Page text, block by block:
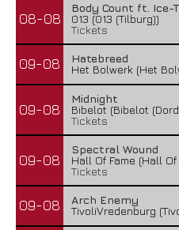
08-08
Body Count ft. Ice-T
013 (013 (Tilburg))
Tickets
09-08
Hatebreed
Het Bolwerk (Het
09-08
Midnight
Bibelot (Bibelot
Tickets
09-08
Spectral Wound
Hall Of Fame (Hall Of
Tickets
09-08
Arch Enemy
TivoliVredenburg